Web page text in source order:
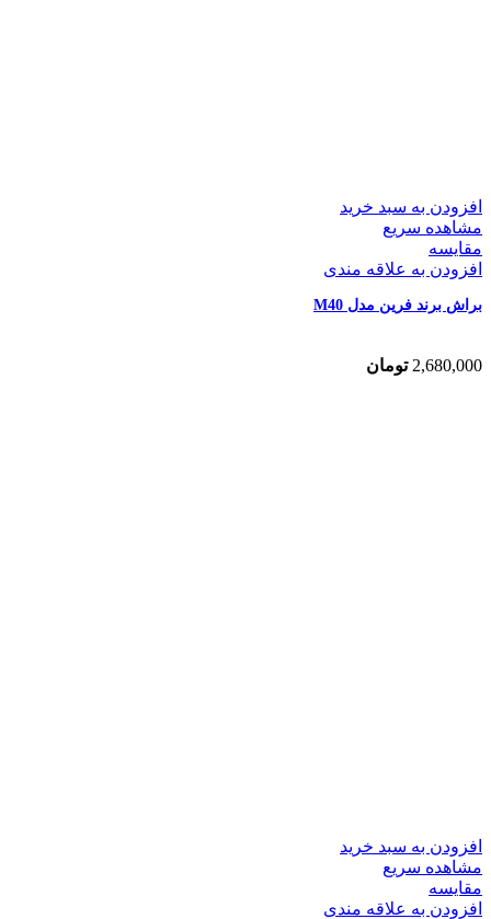
افزودن به سبد خرید
مشاهده سریع
مقایسه
افزودن به علاقه مندی
براش برند فرین مدل M40
2,680,000 تومان
افزودن به سبد خرید
مشاهده سریع
مقایسه
افزودن به علاقه مندی